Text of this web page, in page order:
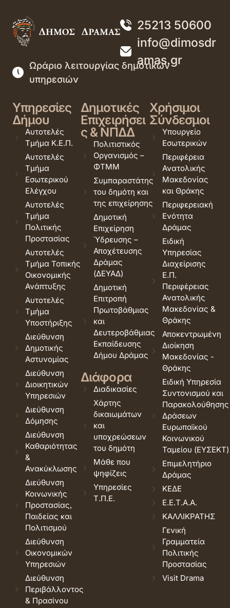
25213 50600
info@dimosdr
amas.gr
Ωράριο λειτουργίας δημοτικών
υπηρεσιών
Υπηρεσίες
Δήμου
Αυτοτελές
Τμήμα Κ.Ε.Π.
Αυτοτελές
Τμήμα
Εσωτερικού
Ελέγχου
Αυτοτελές
Τμήμα
Πολιτικής
Προστασίας
Αυτοτελές
Τμήμα Τοπικής
Οικονομικής
Ανάπτυξης
Αυτοτελές
Τμήμα
Υποστήριξης
Διεύθυνση
Δημοτικής
Αστυνομίας
Διεύθυνση
Διοικητικών
Υπηρεσιών
Διεύθυνση
Δόμησης
Διεύθυνση
Καθαριότητας
&
Ανακύκλωσης
Διεύθυνση
Κοινωνικής
Προστασίας,
Παιδείας και
Πολιτισμού
Διεύθυνση
Οικονομικών
Υπηρεσιών
Διεύθυνση
Περιβάλλοντος
& Πρασίνου
Δημοτικές
Επιχειρήσει
ς & ΝΠΔΔ
Πολιτιστικός
Οργανισμός –
ΦΤΜΜ
Συμπαραστάτης
του δημότη και
της επιχείρησης
Δημοτική
Επιχείρηση
Ύδρευσης –
Αποχέτευσης
Δράμας
(ΔΕΥΑΔ)
Δημοτική
Επιτροπή
Πρωτοβάθμιας
και
Δευτεροβάθμιας
Εκπαίδευσης
Δήμου Δράμας
Διάφορα
Διαδικασίες
Χάρτης
δικαιωμάτων
και
υποχρεώσεων
του δημότη
Μάθε που
ψηφίζεις
Υπηρεσίες
Τ.Π.Ε.
Χρήσιμοι
Σύνδεσμοι
Υπουργείο
Εσωτερικών
Περιφέρεια
Ανατολικής
Μακεδονίας
και Θράκης
Περιφερειακή
Ενότητα
Δράμας
Ειδική
Υπηρεσίας
Διαχείρισης
Ε.Π.
Περιφέρειας
Ανατολικής
Μακεδονίας &
Θράκης
Αποκεντρωμένη
Διοίκηση
Μακεδονίας -
Θράκης
Ειδική Υπηρεσία
Συντονισμού και
Παρακολούθησης
Δράσεων
Ευρωπαϊκού
Κοινωνικού
Ταμείου (ΕΥΣΕΚΤ)
Επιμελητήριο
Δράμας
ΚΕΔΕ
Ε.Ε.Τ.Α.Α.
ΚΑΛΛΙΚΡΑΤΗΣ
Γενική
Γραμματεία
Πολιτικής
Προστασίας
Visit Drama